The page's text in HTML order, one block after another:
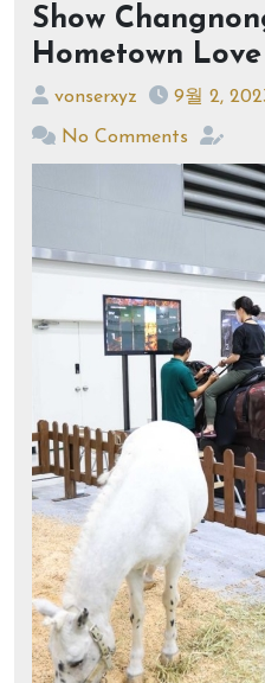
Show
Hometown Love
vonserxyz 9월 2,
No Comments